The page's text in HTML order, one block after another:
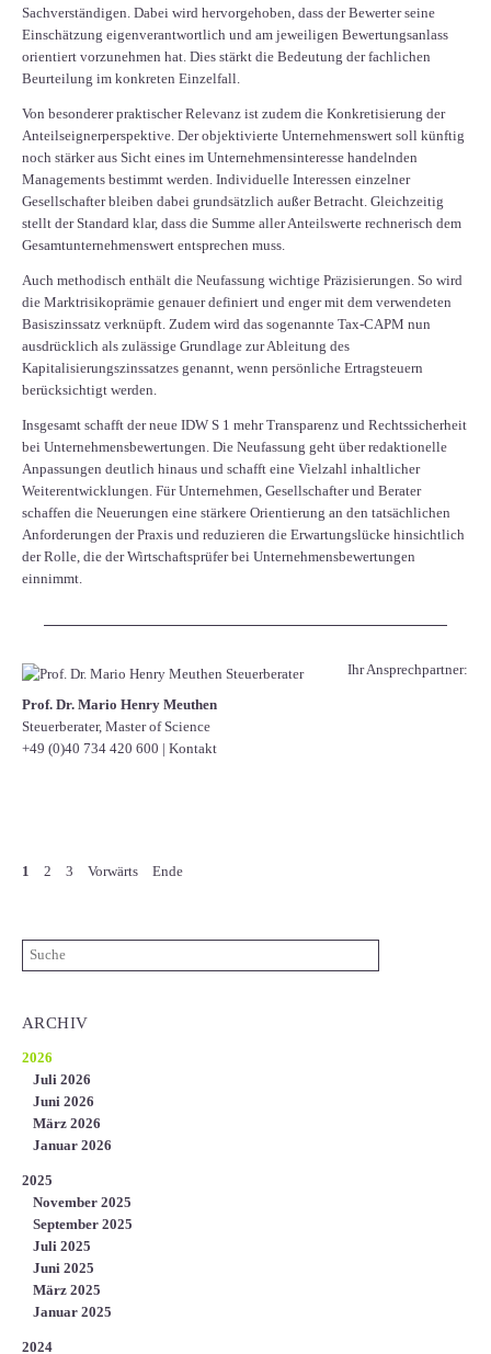
Sachverständigen. Dabei wird hervorgehoben, dass der Bewerter seine
Einschätzung eigenverantwortlich und am jeweiligen Bewertungsanlass
orientiert vorzunehmen hat. Dies stärkt die Bedeutung der fachlichen
Beurteilung im konkreten Einzelfall.
Von besonderer praktischer Relevanz ist zudem die Konkretisierung der
Anteilseignerperspektive. Der objektivierte Unternehmenswert soll künftig
noch stärker aus Sicht eines im Unternehmensinteresse handelnden
Managements bestimmt werden. Individuelle Interessen einzelner
Gesellschafter bleiben dabei grundsätzlich außer Betracht. Gleichzeitig
stellt der Standard klar, dass die Summe aller Anteilswerte rechnerisch dem
Gesamtunternehmenswert entsprechen muss.
Auch methodisch enthält die Neufassung wichtige Präzisierungen. So wird
die Marktrisikoprämie genauer definiert und enger mit dem verwendeten
Basiszinssatz verknüpft. Zudem wird das sogenannte Tax-CAPM nun
ausdrücklich als zulässige Grundlage zur Ableitung des
Kapitalisierungszinssatzes genannt, wenn persönliche Ertragsteuern
berücksichtigt werden.
Insgesamt schafft der neue IDW S 1 mehr Transparenz und Rechtssicherheit
bei Unternehmensbewertungen. Die Neufassung geht über redaktionelle
Anpassungen deutlich hinaus und schafft eine Vielzahl inhaltlicher
Weiterentwicklungen. Für Unternehmen, Gesellschafter und Berater
schaffen die Neuerungen eine stärkere Orientierung an den tatsächlichen
Anforderungen der Praxis und reduzieren die Erwartungslücke hinsichtlich
der Rolle, die der Wirtschaftsprüfer bei Unternehmensbewertungen
einnimmt.
Ihr Ansprechpartner:
Prof. Dr. Mario Henry Meuthen
Steuerberater, Master of Science
+49 (0)40 734 420 600 | Kontakt
1 2 3 Vorwärts Ende
ARCHIV
2026
Juli 2026
Juni 2026
März 2026
Januar 2026
2025
November 2025
September 2025
Juli 2025
Juni 2025
März 2025
Januar 2025
2024